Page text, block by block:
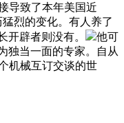
导致了本年美国近
烈的变化。有人养了
开辟者则没有。
他可
独当一面的专家。自从
机械互订交谈的世